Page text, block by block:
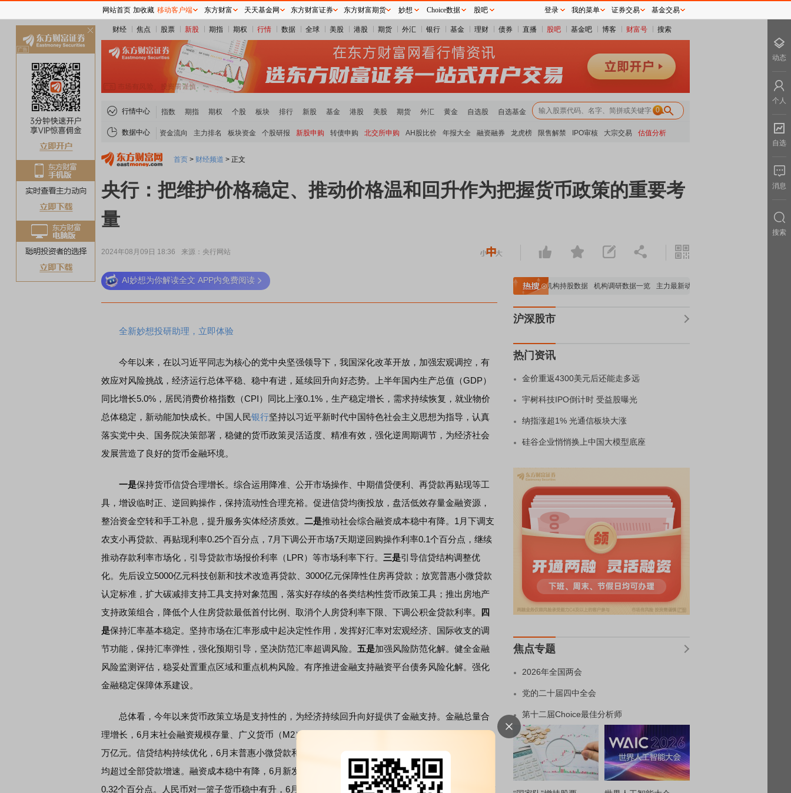
财经 焦点 股票 新股 期指 期权 行情 数据 全球 美股 港股 期货 外汇 银行 基金 理财 债券 直播 股吧 基金吧 博客 财富号 搜索
行情中心 指数 期指 期权 个股 板块 排行 新股 基金 港股 美股 期货 外汇 黄金 自选股 自选基金 0
数据中心 资金流向 主力排名 板块资金 个股研报 新股申购 转债申购 北交所申购 AH股比价 年报大全 融资融券 龙虎榜 限售解禁 IPO审核 大宗交易 估值分析
首页 > 财经频道 > 正文
央行：把维护价格稳定、推动价格温和回升作为把握货币政策的重要考
量
2024年08月09日 18:36 来源：央行网站
AI妙想为你解读全文 APP内免费阅读
全新妙想投研助理，立即体验
今年以来，在以习近平同志为核心的党中央坚强领导下，我国深化改革开放，加强宏观调控，有
效应对风险挑战，经济运行总体平稳、稳中有进，延续回升向好态势。上半年国内生产总值（GDP）
同比增长5.0%，居民消费价格指数（CPI）同比上涨0.1%，生产稳定增长，需求持续恢复，就业物价
总体稳定，新动能加快成长。中国人民银行坚持以习近平新时代中国特色社会主义思想为指导，认真
落实党中央、国务院决策部署，稳健的货币政策灵活适度、精准有效，强化逆周期调节，为经济社会
发展营造了良好的货币金融环境。
一是保持货币信贷合理增长。综合运用降准、公开市场操作、中期借贷便利、再贷款再贴现等工
具，增设临时正、逆回购操作，保持流动性合理充裕。促进信贷均衡投放，盘活低效存量金融资源，
整治资金空转和手工补息，提升服务实体经济质效。 二是推动社会综合融资成本稳中有降。1月下调支
农支小再贷款、再贴现利率0.25个百分点，7月下调公开市场7天期逆回购操作利率0.1个百分点，继续
推动存款利率市场化，引导贷款市场报价利率（LPR）等市场利率下行。 三是引导信贷结构调整优
化。先后设立5000亿元科技创新和技术改造再贷款、3000亿元保障性住房再贷款；放宽普惠小微贷款
认定标准，扩大碳减排支持工具支持对象范围，落实好存续的各类结构性货币政策工具；推出房地产
支持政策组合，降低个人住房贷款最低首付比例、取消个人房贷利率下限、下调公积金贷款利率。
四
是保持汇率基本稳定。坚持市场在汇率形成中起决定性作用，发挥好汇率对宏观经济、国际收支的调
节功能，保持汇率弹性，强化预期引导，坚决防范汇率超调风险。 五是加强风险防范化解。健全金融
风险监测评估，稳妥处置重点区域和重点机构风险。有序推进金融支持融资平台债务风险化解。强化
金融稳定保障体系建设。
总体看，今年以来货币政策立场是支持性的，为经济持续回升向好提供了金融支持。金融总量合
理增长，6月末社会融资规模存量、广义货币（M2）同比分别增长8.1%和6.2%，上半年新增贷款13.3
万亿元。信贷结构持续优化，6月末普惠小微贷款和制造业中长期贷款同比分别增长16.5%和18.1%，
均超过全部贷款增速。融资成本稳中有降，6月新发放企业贷款加权平均利率为3.63%，较上年同期低
0.32个百分点。人民币对一篮子货币稳中有升，6月末中国外汇交易中心（CFETS）人民币汇率指数较
稀土板块领涨 A股估值分析全览 重要机构持股数据 机构调研数据一览 主力最新动向
沪深股市
热门资讯
金价重返4300美元后还能走多远
宇树科技IPO倒计时 受益股曝光
纳指涨超1% 光通信板块大涨
硅谷企业悄悄换上中国大模型底座
焦点专题
2026年全国两会
党的二十届四中全会
第十二届Choice最佳分析师
网站首页 加收藏 移动客户端 东方财富 天天基金网 东方财富证券 东方财富期货 妙想 Choice数据 股吧 登录 我的菜单 证券交易 基金交易
动态
个人
自选
消息
搜索
关